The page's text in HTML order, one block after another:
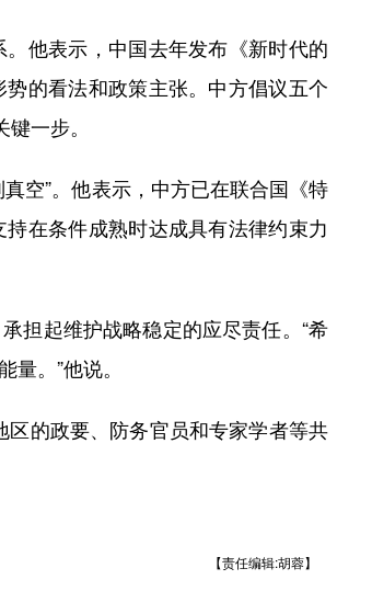
他表示，中国去年发布《新时代的
的看法和政策主张。中方倡议五个
一步。
空”。他表示，中方已在联合国《特
在条件成熟时达成具有法律约束力
起维护战略稳定的应尽责任。“希
。”他说。
的政要、防务官员和专家学者等共
【责任编辑:胡蓉】